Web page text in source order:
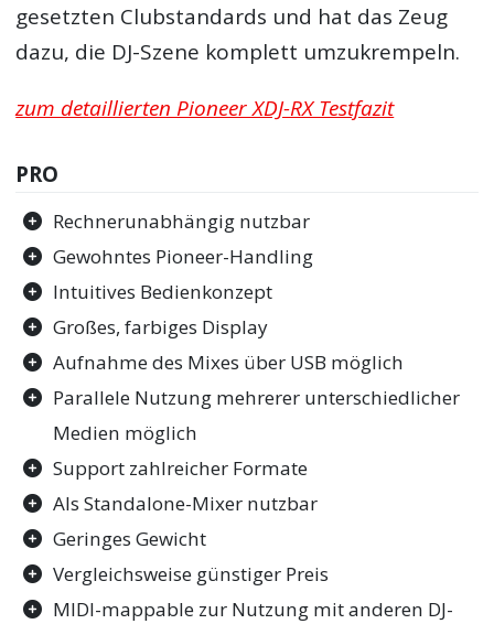
gesetzten Clubstandards und hat das Zeug
dazu, die DJ-Szene komplett umzukrempeln.
zum detaillierten Pioneer XDJ-RX Testfazit
PRO
Rechnerunabhängig nutzbar
Gewohntes Pioneer-Handling
Intuitives Bedienkonzept
Großes, farbiges Display
Aufnahme des Mixes über USB möglich
Parallele Nutzung mehrerer unterschiedlicher
Medien möglich
Support zahlreicher Formate
Als Standalone-Mixer nutzbar
Geringes Gewicht
Vergleichsweise günstiger Preis
MIDI-mappable zur Nutzung mit anderen DJ-